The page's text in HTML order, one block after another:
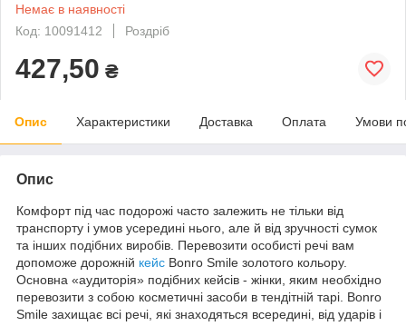
Немає в наявності
Код: 10091412
Роздріб
427,50 ₴
Опис Характеристики Доставка Оплата Умови
Опис
Комфорт під час подорожі часто залежить не тільки від
транспорту і умов усередині нього, але й від зручності сумок
та інших подібних виробів. Перевозити особисті речі вам
допоможе дорожній кейс Bonro Smile золотого кольору.
Основна «аудиторія» подібних кейсів - жінки, яким необхідно
перевозити з собою косметичні засоби в тендітній тарі. Bonro
Smile захищає всі речі, які знаходяться всередині, від ударів і